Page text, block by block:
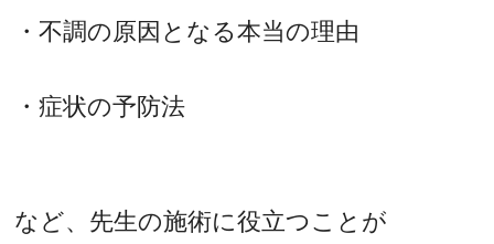
・不調の原因となる本当の理由
・症状の予防法
など、先生の施術に役立つことが